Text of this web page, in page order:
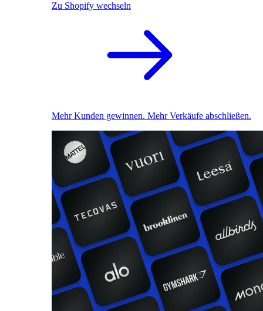
Zu Shopify wechseln
Mehr Kunden gewinnen. Mehr Verkäufe abschließen.